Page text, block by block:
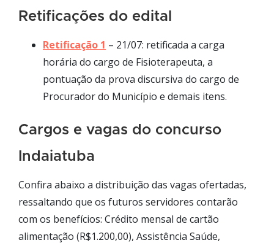
Retificações do edital
Retificação 1 – 21/07: retificada a carga
horária do cargo de Fisioterapeuta, a
pontuação da prova discursiva do cargo de
Procurador do Município e demais itens.
Cargos e vagas do concurso
Indaiatuba
Confira abaixo a distribuição das vagas ofertadas,
ressaltando que os futuros servidores contarão
com os benefícios: Crédito mensal de cartão
alimentação (R$1.200,00), Assistência Saúde,